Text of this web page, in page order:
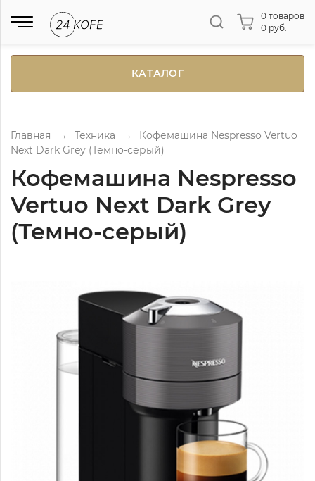
0 товаров
0 руб.
КАТАЛОГ
Главная → Техника →
Кофемашина Nespresso Vertuo
Next Dark Grey (Темно-серый)
Кофемашина Nespresso
Vertuo Next Dark Grey
(Темно-серый)